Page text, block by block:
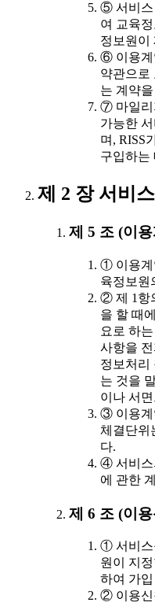
⑤ 서비스
여 교육
정보원이
⑥ 이용계
약관으로
는 계약
⑦ 마일리
가능한
며, RISS
구입하는
제 2 장 서비
제 5 조 (이
① 이용계
육정보원
② 제 1항
을 할 때
요로 하는
사항을
정보처리
는 것을
이나 서
③ 이용계
체결단위
다.
④ 서비스
에 관한
제 6 조 (이
① 서비스
원이 지
하여 가
② 이용신